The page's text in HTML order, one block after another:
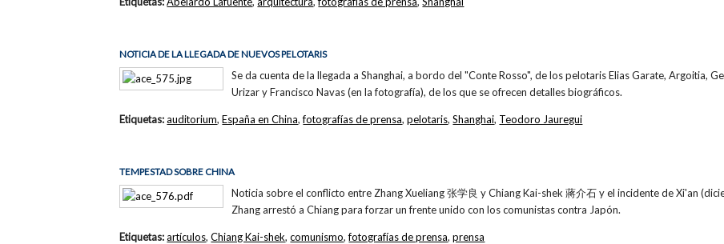
NOTICIA DE LA LLEGADA DE NUEVOS PELOTARIS
Se da cuenta de la llegada a Shanghai, a bordo del "Conte Rosso", de los pelotaris Elias Garate, Argoitia,
Urizar y Francisco Navas (en la fotografía), de los que se ofrecen detalles biográficos.
Etiquetas:auditorium,España en China,fotografías de prensa,pelotaris,Shanghai, Teodoro Jauregui
TEMPESTAD SOBRE CHINA
Noticia sobre el conflicto entre Zhang Xueliang 张学良 y Chiang Kai-shek 蔣介石 y el incidente de Xi'an
Zhang arrestó a Chiang para forzar un frente unido con los comunistas contra Japón.
Etiquetas:artículos,Chiang Kai-shek,comunismo,fotografías de prensa,prensa